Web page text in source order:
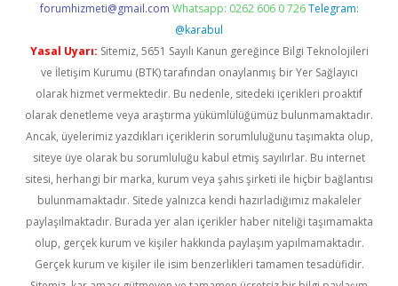
forumhizmeti@gmail.com Whatsapp: 0262 606 0 726 Telegram:
@karabul
Yasal Uyarı: Sitemiz, 5651 Sayılı Kanun gereğince Bilgi Teknolojileri
ve İletişim Kurumu (BTK) tarafından onaylanmış bir Yer Sağlayıcı
olarak hizmet vermektedir. Bu nedenle, sitedeki içerikleri proaktif
olarak denetleme veya araştırma yükümlülüğümüz bulunmamaktadır.
Ancak, üyelerimiz yazdıkları içeriklerin sorumluluğunu taşımakta olup,
siteye üye olarak bu sorumluluğu kabul etmiş sayılırlar. Bu internet
sitesi, herhangi bir marka, kurum veya şahıs şirketi ile hiçbir bağlantısı
bulunmamaktadır. Sitede yalnızca kendi hazırladığımız makaleler
paylaşılmaktadır. Burada yer alan içerikler haber niteliği taşımamakta
olup, gerçek kurum ve kişiler hakkında paylaşım yapılmamaktadır.
Gerçek kurum ve kişiler ile isim benzerlikleri tamamen tesadüfidir.